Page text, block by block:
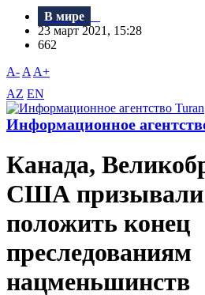
В мире
23 март 2021, 15:28
662
A- A A+
AZ EN
Информационное
Канада,
США
положить конец
преследованиям
нацменьшинств